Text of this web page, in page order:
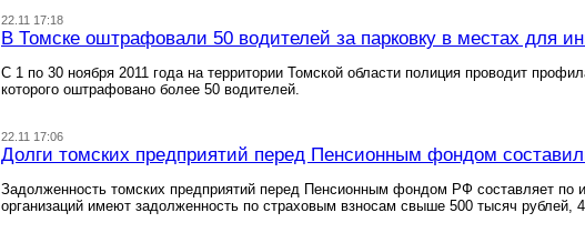
22.11 17:18
В Томске оштрафовали 50 водителей за парковку в местах для
С 1 по 30 ноября 2011 года на территории Томской области полиция проводит
которого оштрафовано более 50 водителей.
22.11 17:06
Долги томских предприятий перед Пенсионным фондом
Задолженность томских предприятий перед Пенсионным фондом РФ составляет по
организаций имеют задолженность по страховым взносам свыше 500 тысяч рублей,